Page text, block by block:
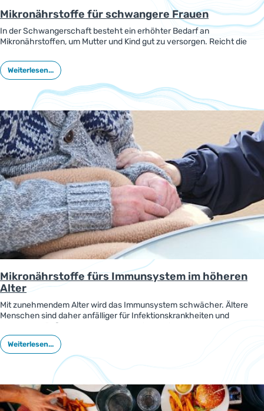
Mikronährstoffe für schwangere Frauen
In der Schwangerschaft besteht ein erhöhter Bedarf an
Mikronährstoffen, um Mutter und Kind gut zu versorgen. Reicht die
Mikronährstoffe die Versorgung verbessern. In einer spanischen
Studie wurden Nahrungsergänzungen auf ihre gesundheitsbezogenen
Angaben für schwangere Frauen untersucht.
Weiterlesen...
Mikronährstoffe fürs Immunsystem im höheren
Alter
Mit zunehmendem Alter wird das Immunsystem schwächer. Ältere
Menschen sind daher anfälliger für Infektionskrankheiten und
erkranken häufiger schwerer daran, wie z. B. in der COVID-19-
Pandemie. Die gute Versorgung mit wichtigen Vitaminen, Mineralien
und anderen Mikronährstoffen fürs Immunsystem kann dazu
beitragen, diese altersbedingten Veränderungen zu verringern.
Weiterlesen...